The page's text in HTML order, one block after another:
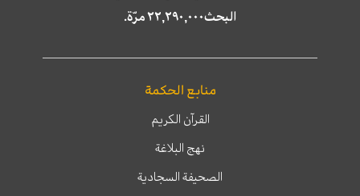
البحث٢٢,٢٩٠,٠٠٠ مرّة.
منابع الحكمة
القرآن الكريم
نهج البلاغة
الصحيفة السجادية